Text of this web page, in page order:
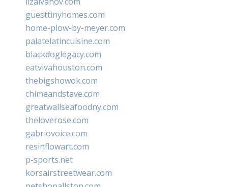
guesttinyhomes.com
home-plow-by-meyer.com
palatelatincuisine.com
blackdoglegacy.com
eatvivahouston.com
thebigshowok.com
chimeandstave.com
greatwallseafoodny.com
theloverose.com
gabriovoice.com
resinflowart.com
p-sports.net
korsairstreetwear.com